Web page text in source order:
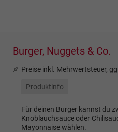
Burger, Nuggets & Co.
Preise inkl. Mehrwertsteuer,
Produktinfo
Für deinen Burger kannst du
Knoblauchsauce oder
Mayonnaise wählen.